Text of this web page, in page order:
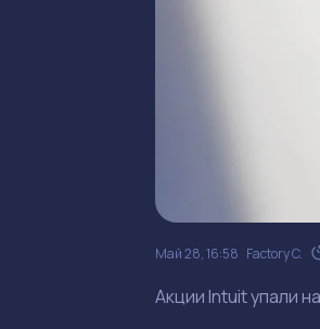
Май 28, 16:58 Factory C.
Акции Intuit упали